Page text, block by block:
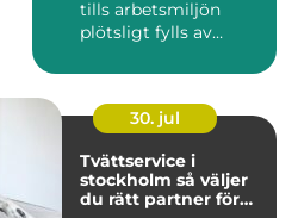
tills arbetsmiljön
plötsligt fylls av
30. jul
Tvättservice i
stockholm så väljer
du rätt partner för